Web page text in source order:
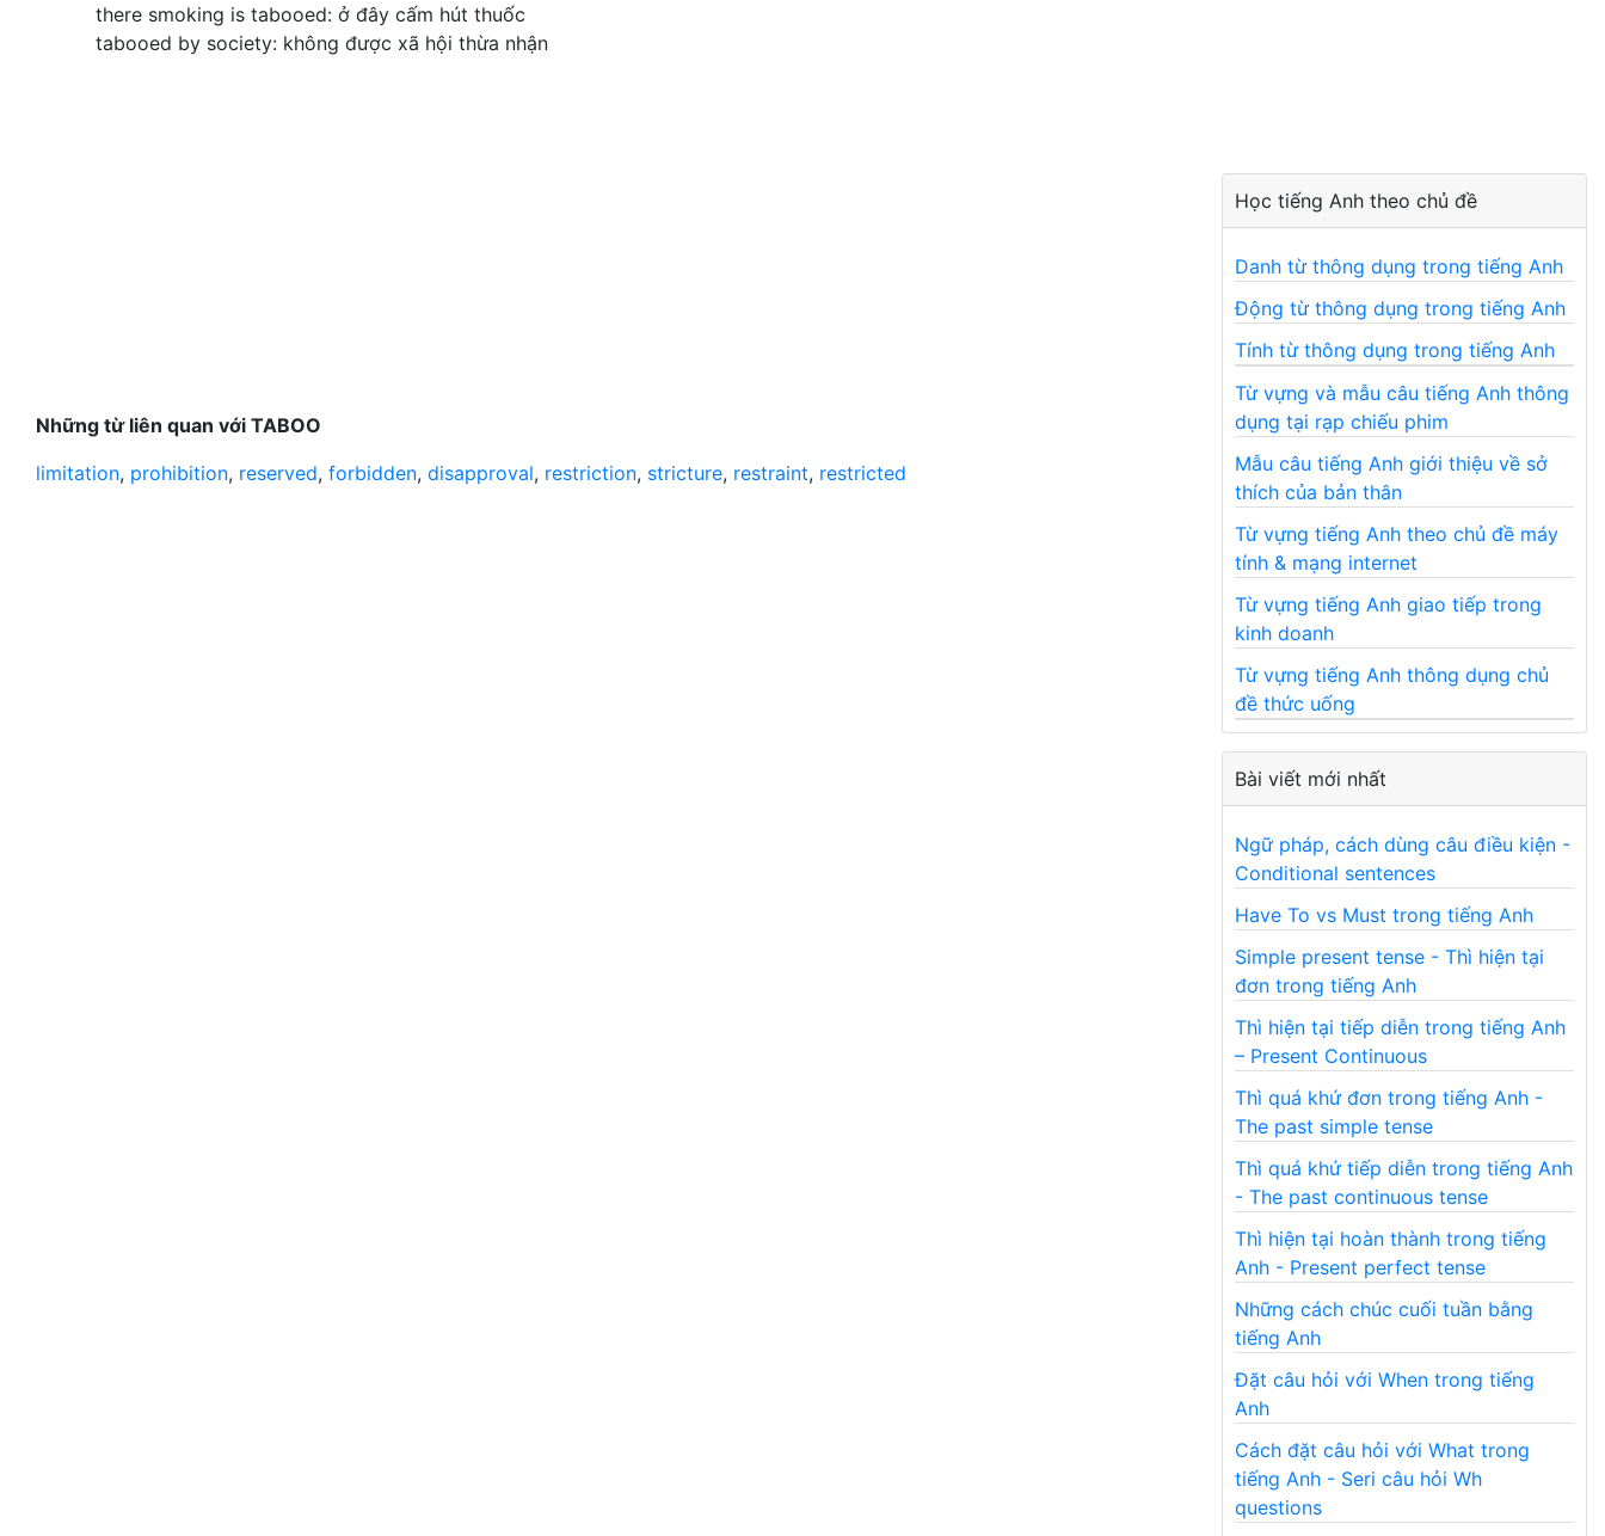
there smoking is tabooed: ở đây cấm hút thuốc
tabooed by society: không được xã hội thừa nhận
Những từ liên quan với TABOO
limitation, prohibition, reserved, forbidden, disapproval, restriction, stricture, restraint, restricted
Học tiếng Anh theo chủ đề
Danh từ thông dụng trong tiếng Anh
Động từ thông dụng trong tiếng Anh
Tính từ thông dụng trong tiếng Anh
Từ vựng và mẫu câu tiếng Anh thông
dụng tại rạp chiếu phim
Mẫu câu tiếng Anh giới thiệu về sở
thích của bản thân
Từ vựng tiếng Anh theo chủ đề máy
tính & mạng internet
Từ vựng tiếng Anh giao tiếp trong
kinh doanh
Từ vựng tiếng Anh thông dụng chủ
đề thức uống
Bài viết mới nhất
Ngữ pháp, cách dùng câu điều kiện -
Conditional sentences
Have To vs Must trong tiếng Anh
Simple present tense - Thì hiện tại
đơn trong tiếng Anh
Thì hiện tại tiếp diễn trong tiếng Anh
– Present Continuous
Thì quá khứ đơn trong tiếng Anh -
The past simple tense
Thì quá khứ tiếp diễn trong tiếng Anh
- The past continuous tense
Thì hiện tại hoàn thành trong tiếng
Anh - Present perfect tense
Những cách chúc cuối tuần bằng
tiếng Anh
Đặt câu hỏi với When trong tiếng
Anh
Cách đặt câu hỏi với What trong
tiếng Anh - Seri câu hỏi Wh
questions